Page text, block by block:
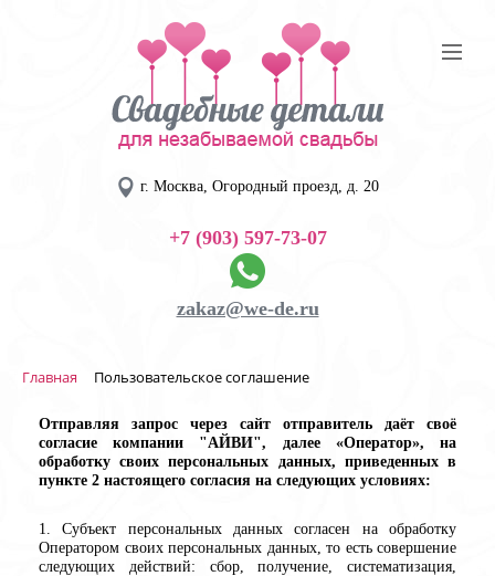
г. Москва, Огородный проезд, д. 20
+7 (903) 597-73-07
zakaz@we-de.ru
Главная Пользовательское соглашение
Отправляя запрос через сайт отправитель даёт своё
согласие компании "АЙВИ", далее «Оператор», на
обработку своих персональных данных, приведенных в
пункте 2 настоящего согласия на следующих условиях:
1. Субъект персональных данных согласен на обработку
Оператором своих персональных данных, то есть совершение
следующих действий: сбор, получение, систематизация,